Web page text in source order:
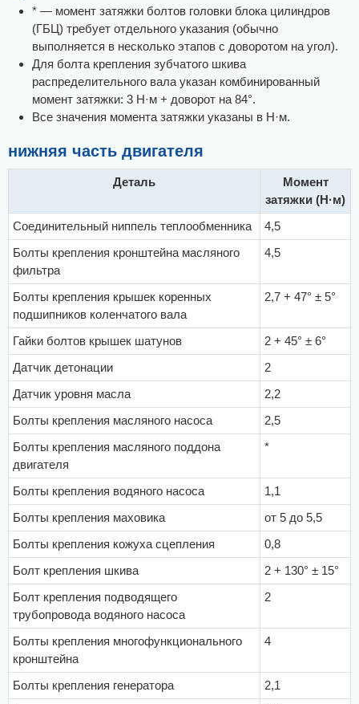
* — момент затяжки болтов головки блока цилиндров
(ГБЦ) требует отдельного указания (обычно
выполняется в несколько этапов с доворотом на угол).
Для болта крепления зубчатого шкива
распределительного вала указан комбинированный
момент затяжки: 3 Н·м + доворот на 84°.
Все значения момента затяжки указаны в Н·м.
нижняя часть двигателя
Деталь
Момент
затяжки (Н·м)
Соединительный ниппель теплообменника
4,5
Болты крепления кронштейна масляного
фильтра
4,5
Болты крепления крышек коренных
подшипников коленчатого вала
2,7 + 47° ± 5°
Гайки болтов крышек шатунов
2 + 45° ± 6°
Датчик детонации
2
Датчик уровня масла
2,2
Болты крепления масляного насоса
2,5
Болты крепления масляного поддона
двигателя
*
Болты крепления водяного насоса
1,1
Болты крепления маховика
от 5 до 5,5
Болты крепления кожуха сцепления
0,8
Болт крепления шкива
2 + 130° ± 15°
Болт крепления подводящего
трубопровода водяного насоса
2
Болты крепления многофункционального
кронштейна
4
Болты крепления генератора
2,1